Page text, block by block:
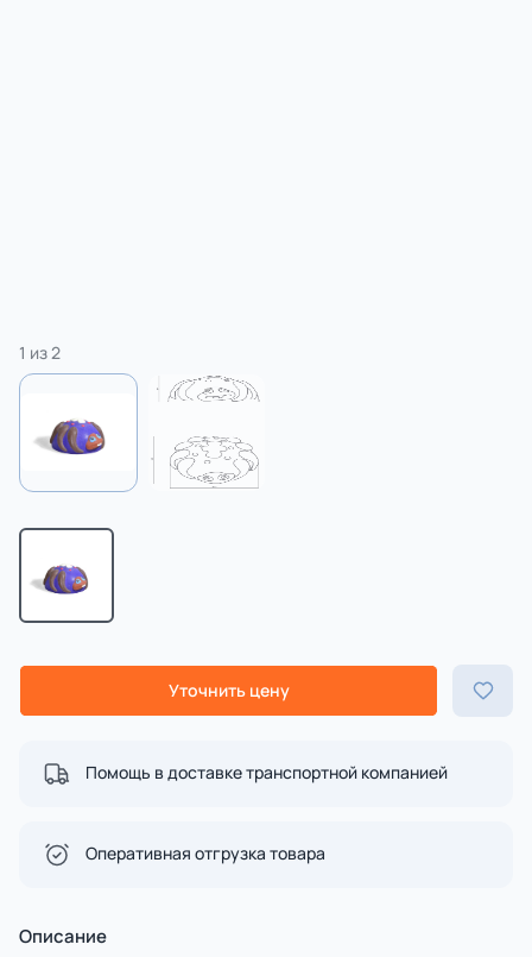
1 из2
Уточнить цену
Помощь в доставке транспортной компанией
Оперативная отгрузка товара
Описание